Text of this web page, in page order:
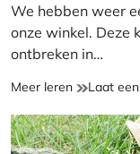
We hebben weer
onze winkel. Deze
ontbreken in…
Meer leren Breipatroon
Laat